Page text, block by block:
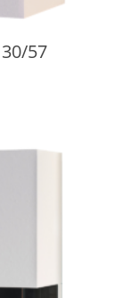
57